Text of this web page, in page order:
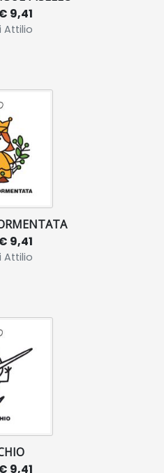
9,41
Attilio
9,41
Attilio
9,41